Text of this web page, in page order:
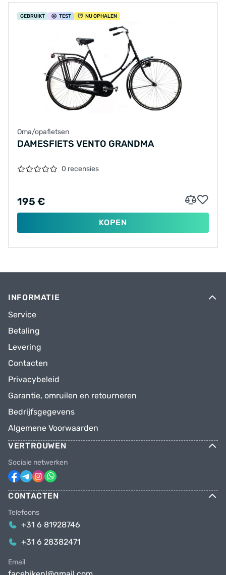
GEBRUIKT TEST NU OPHALEN
Oma/opafietsen
DAMESFIETS VENTO GRANDMA
0 recensies
195 €
KOPEN
INFORMATIE
Service
Betaling
Levering
Contacten
Privacybeleid
Garantie, omruilen en retourneren
Bedrijfsgegevens
Algemene Voorwaarden
VERTROUWEN
Sociale netwerken
CONTACTEN
Telefoons
+31 6 81928746
+31 6 28382471
Email